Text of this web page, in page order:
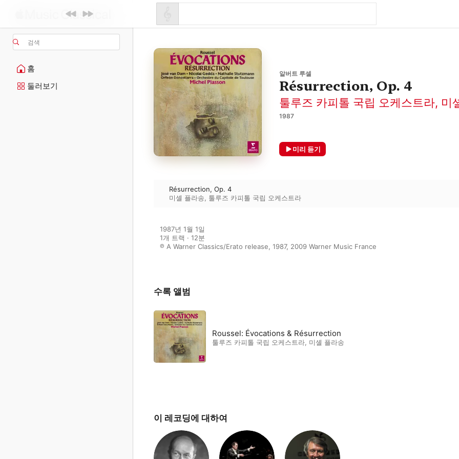
검색
홈
둘러보기
알버트 루셀
Résurrection, Op. 4
툴루즈 카피톨 국립 오케스트라, 미
1987
미리 듣기
Résurrection, Op. 4
미셸 플라송, 툴루즈 카피톨 국립 오케스트라
1987년 1월 1일
1개 트랙 · 12분
℗ A Warner Classics/Erato release, 1987, 2009 Warner Music France
수록 앨범
Roussel: Évocations & Résurrection
툴루즈 카피톨 국립 오케스트라, 미셸 플라송
이 레코딩에 대하여